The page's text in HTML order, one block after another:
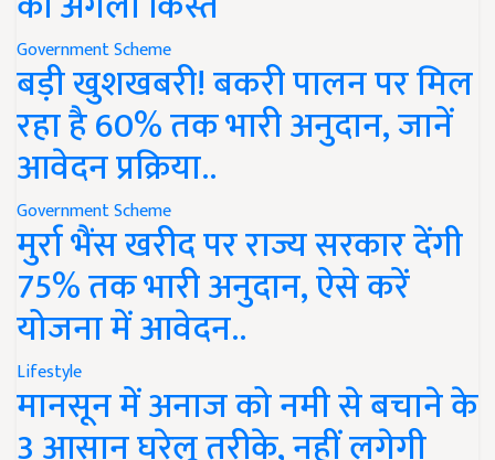
Government Scheme
बड़ी खुशखबरी! बकरी पालन पर मिल
रहा है 60% तक भारी अनुदान, जानें
आवेदन प्रक्रिया..
Government Scheme
मुर्रा भैंस खरीद पर राज्य सरकार देंगी
75% तक भारी अनुदान, ऐसे करें
योजना में आवेदन..
Lifestyle
मानसून में अनाज को नमी से बचाने के
3 आसान घरेलू तरीके, नहीं लगेगी